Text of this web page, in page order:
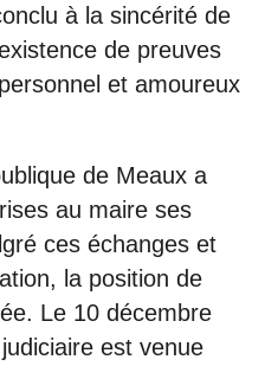
à la sincérité de
de preuves
et amoureux
de Meaux a
au maire ses
ces échanges et
la position de
Le 10 décembre
est venue